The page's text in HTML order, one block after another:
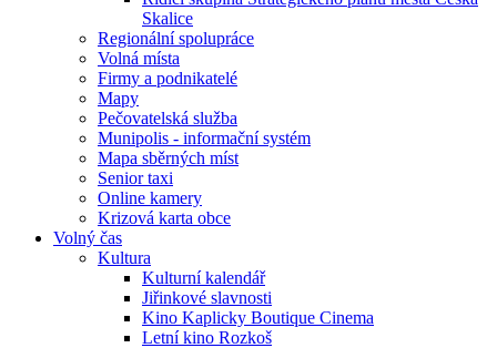
Skalice
Regionální spolupráce
Volná místa
Firmy a podnikatelé
Mapy
Pečovatelská služba
Munipolis - informační systém
Mapa sběrných míst
Senior taxi
Online kamery
Krizová karta obce
Volný čas
Kultura
Kulturní kalendář
Jiřinkové slavnosti
Kino Kaplicky Boutique Cinema
Letní kino Rozkoš